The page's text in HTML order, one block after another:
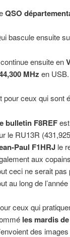
QSO
bascule ensuite
ensuite en
MHz en USB.
pour ceux qui sont
bulletin F8REF
le RU13R
Paul F1HRJ le
aux
ceci ne serait
au long de
ceux qui
les mardis de
des